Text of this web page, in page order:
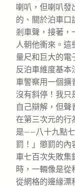
喇叭，但喇叭發
的、關於泊車口
剎車聲，接著，
人朝他衝來。這
量尺和巨大的電
反泊車維度基本
車警察用一個擴
沒有斜停！我只
自己辯解，但聲
在第三次元的行
是——八十九點
罰！」懲罰的內
車七百次失敗集
時，一輛像是
從網格的邊緣漂